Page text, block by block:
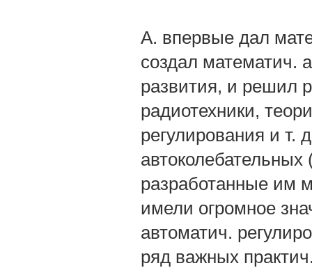
А. впервые дал
создал математич.
развития, и решил
радиотехники,
регулирования и т.
разработанные им
имели огромное
автоматич.
ряд важных